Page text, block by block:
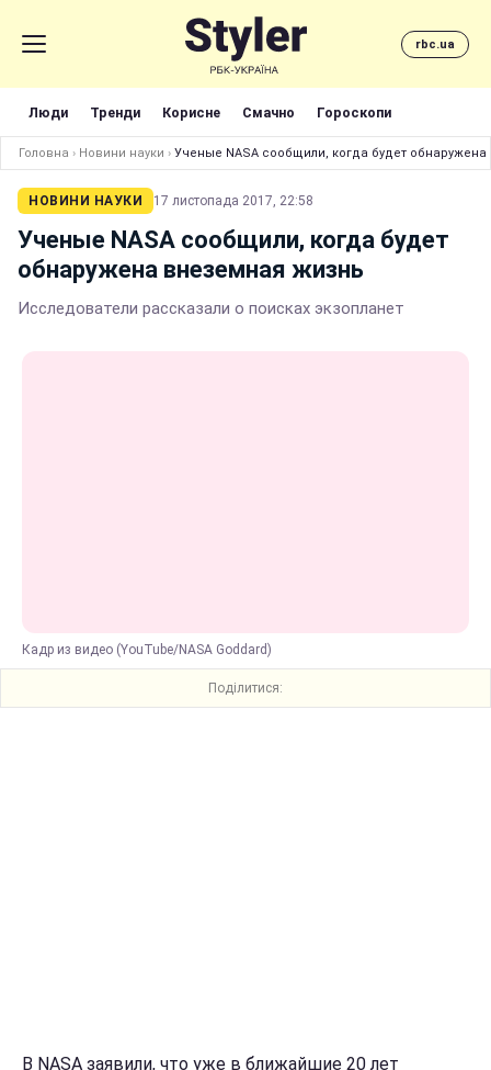
rbc.ua
Люди Тренди Корисне Смачно Гороскопи
Головна › Новини науки › Ученые NASA сообщили, когда будет
НОВИНИ НАУКИ 17 листопада 2017, 22:58
Ученые NASA сообщили, когда будет
обнаружена внеземная жизнь
Исследователи рассказали о поисках экзопланет
Кадр из видео (YouTube/NASA Goddard)
Поділитися:
В NASA заявили, что уже в ближайшие 20 лет